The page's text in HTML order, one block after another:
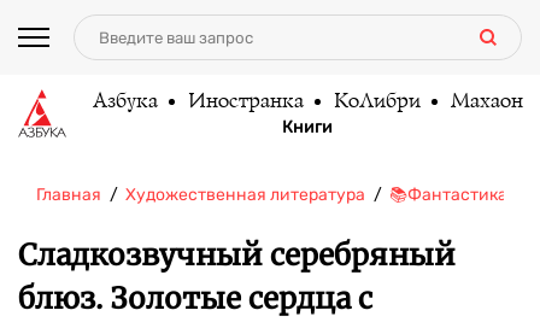
Азбука Иностранка КоЛибри Махаон
Книги
Главная Художественная литература 📚Фантастика/
Сладкозвучный серебряный
блюз. Золотые сердца с